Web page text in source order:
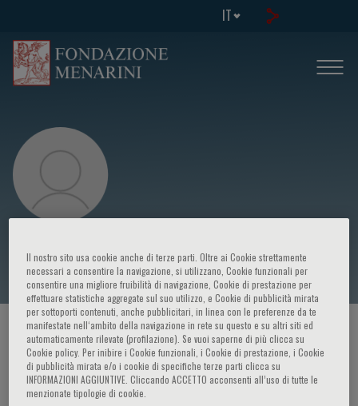
IT
Anirban Maitra
HOME PAGE / CORSI ED EVENTI / RELATORE
Il nostro sito usa cookie anche di terze parti. Oltre ai Cookie strettamente
necessari a consentire la navigazione, si utilizzano, Cookie funzionali per
consentire una migliore fruibilità di navigazione, Cookie di prestazione per
effettuare statistiche aggregate sul suo utilizzo, e Cookie di pubblicità mirata
per sottoporti contenuti, anche pubblicitari, in linea con le preferenze da te
manifestate nell‘ambito della navigazione in rete su questo e su altri siti ed
automaticamente rilevate (profilazione). Se vuoi saperne di più clicca su
Cookie policy. Per inibire i Cookie funzionali, i Cookie di prestazione, i Cookie
di pubblicità mirata e/o i cookie di specifiche terze parti clicca su
INFORMAZIONI AGGIUNTIVE. Cliccando ACCETTO acconsenti all’uso di tutte le
menzionate tipologie di cookie.